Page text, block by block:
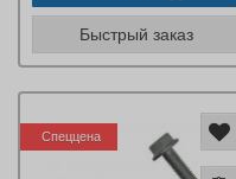
Быстрый заказ
Спеццена